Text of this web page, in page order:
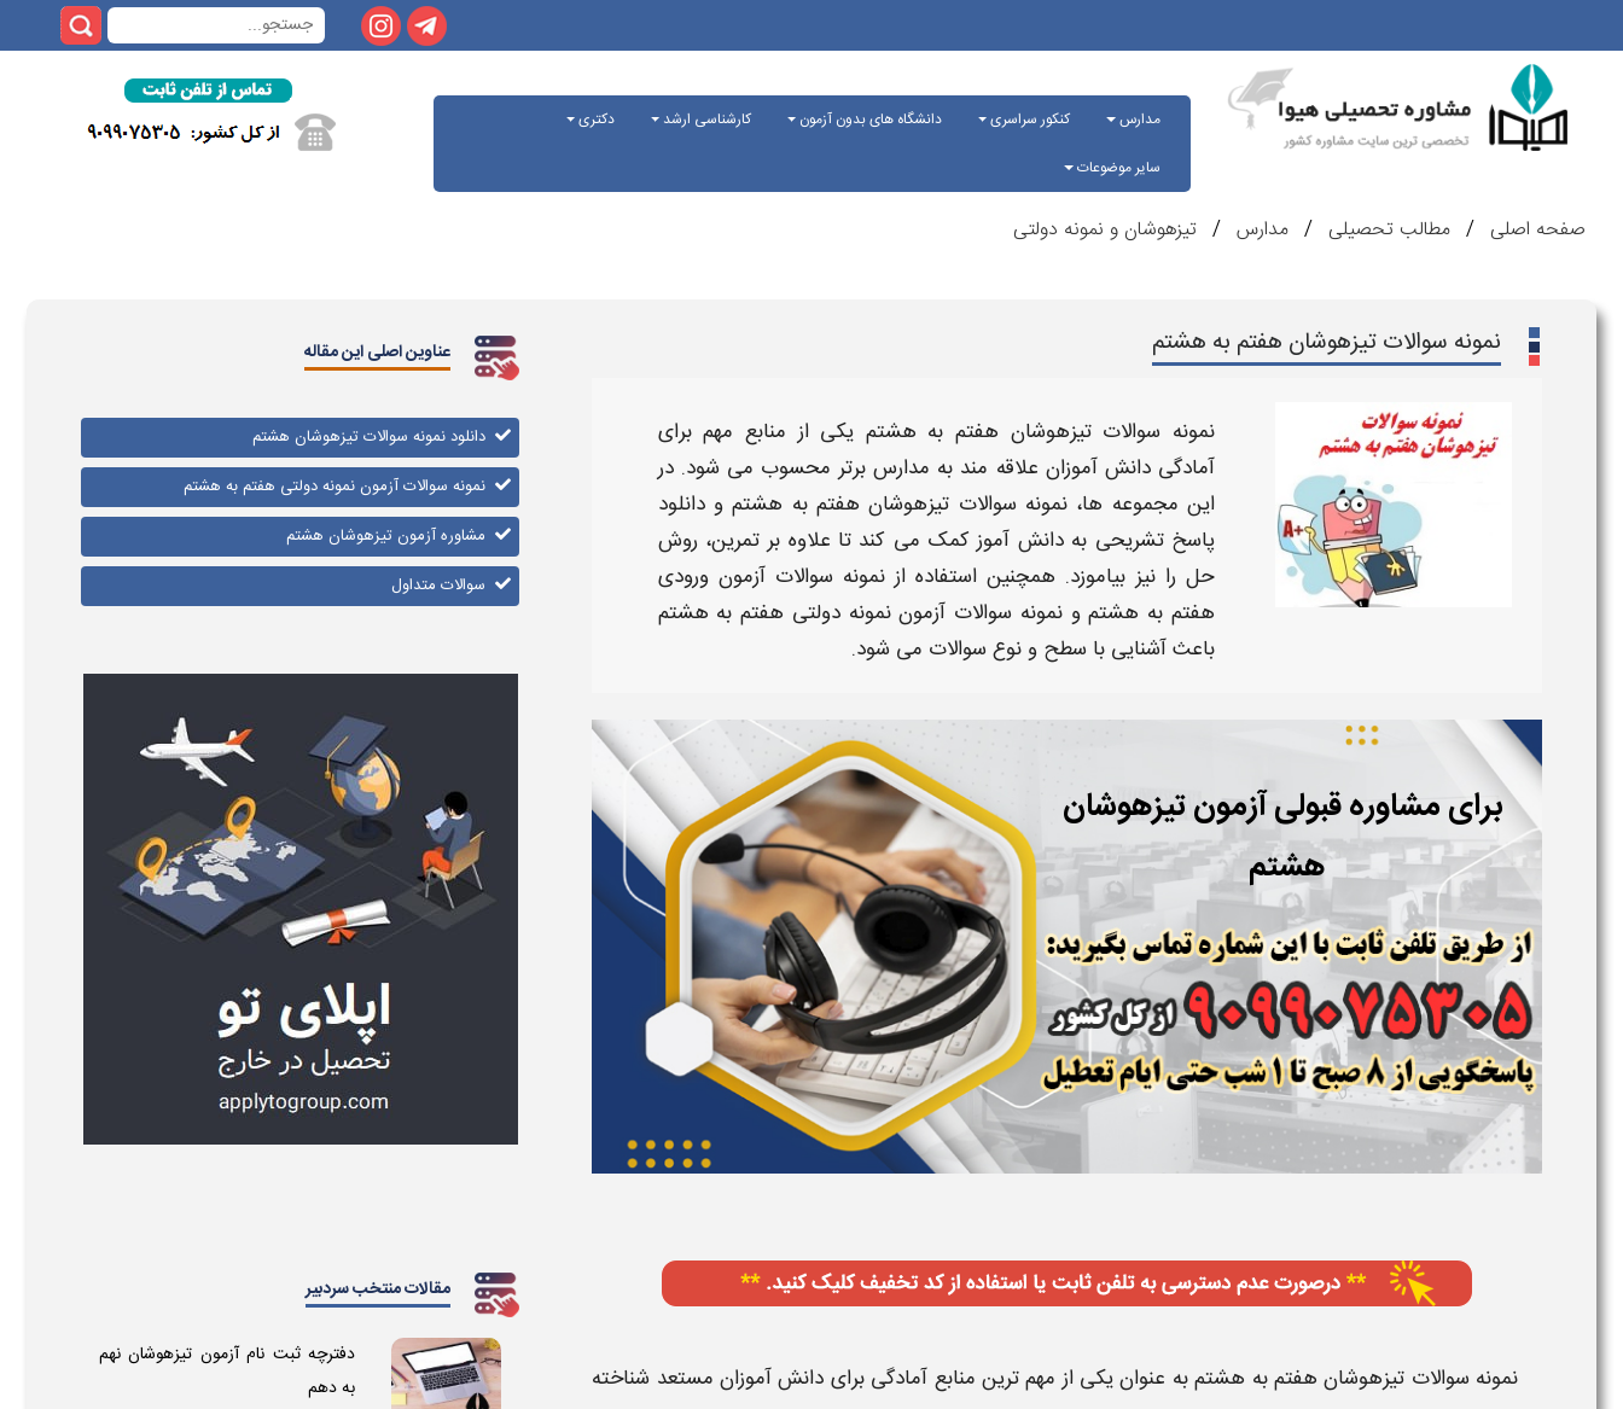
مدارس کنکور سراسری دانشگاه های بدون آزمون کارشناسی ارشد
دکتری
سایر موضوعات
صفحه اصلی مطالب تحصیلی مدارس تیزهوشان و نمونه دولتی
نمونه سوالات تیزهوشان هفتم به هشتم
نمونه سوالات تیزهوشان هفتم به هشتم یکی از منابع مهم برای
آمادگی دانش آموزان علاقه مند به مدارس برتر محسوب می شود. در
این مجموعه ها،نمونه سوالات تیزهوشان هفتم به هشتم ودانلود
پاسخ تشریحی به دانش آموز کمک می کند تا علاوه بر تمرین، روش
حل را نیز بیاموزد. همچنین استفاده ازنمونه سوالات آزمون ورودی
هفتم به هشتمو نمونه سوالات آزمون نمونه دولتی هفتم به هشتم
باعث آشنایی با سطح و نوع سوالات می شود.
برای مشاوره قبولی آزمون تیزهوشان
هشتم
نمونه سوالات تیزهوشان هفتم به هشتمبه عنوان یکی از مهم ترین منابع آمادگی برای دانش آموزان مستعد شناخته
عناوین اصلی این مقاله
دانلود نمونه سوالات تیزهوشان هشتم
نمونه سوالات آزمون نمونه دولتی هفتم به هشتم
مشاوره آزمون تیزهوشان هشتم
سوالات متداول
مقالات منتخب سردبیر
دفترچه ثبت نام آزمون تیزهوشان نهم
به دهم